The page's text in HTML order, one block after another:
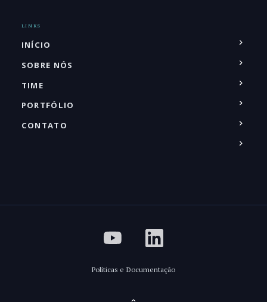
LINKS
INÍCIO
SOBRE NÓS
TIME
PORTFÓLIO
CONTATO
Políticas e Documentação